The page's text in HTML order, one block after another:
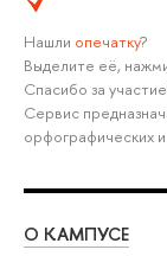
Нашли опечатку?
Выделите её,
Спасибо за участие!
Сервис
орфографических
О КАМПУСЕ